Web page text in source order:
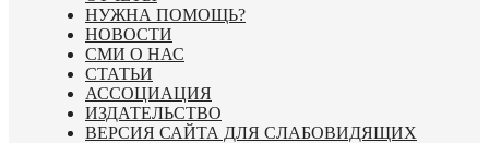
НУЖНА ПОМОЩЬ?
НОВОСТИ
СМИ О НАС
СТАТЬИ
АССОЦИАЦИЯ
ИЗДАТЕЛЬСТВО
ВЕРСИЯ САЙТА ДЛЯ СЛАБОВИДЯЩИХ